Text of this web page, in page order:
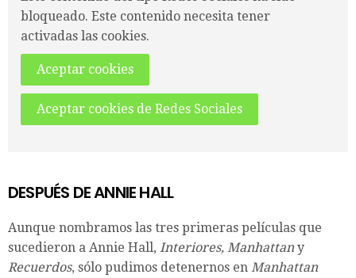
bloqueado. Este contenido necesita tener
activadas las cookies.
Aceptar cookies
Aceptar cookies de Redes Sociales
DESPUÉS DE ANNIE HALL
Aunque nombramos las tres primeras películas que
sucedieron a Annie Hall, Interiores, Manhattan y
Recuerdos, sólo pudimos detenernos en Manhattan